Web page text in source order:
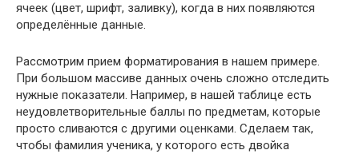
ячеек (цвет, шрифт, заливку), когда в них появляются
определённые данные.
Рассмотрим прием форматирования в нашем примере.
При большом массиве данных очень сложно отследить
нужные показатели. Например, в нашей таблице есть
неудовлетворительные баллы по предметам, которые
просто сливаются с другими оценками. Сделаем так,
чтобы фамилия ученика, у которого есть двойка